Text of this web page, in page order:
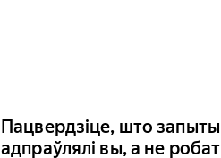
Пацвердзіце, што запыты
адпраўлялі вы, а не робат